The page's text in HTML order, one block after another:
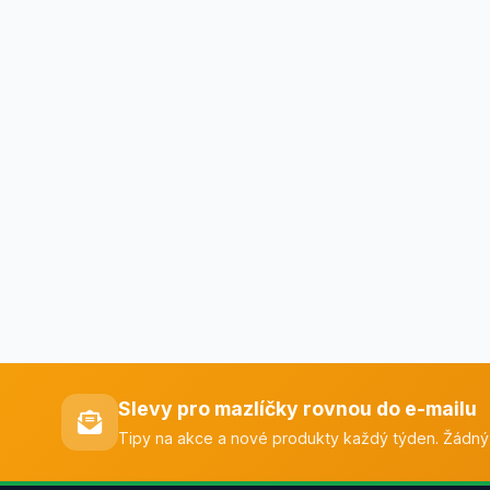
Slevy pro mazlíčky rovnou do e-mailu
Tipy na akce a nové produkty každý týden. Žádný